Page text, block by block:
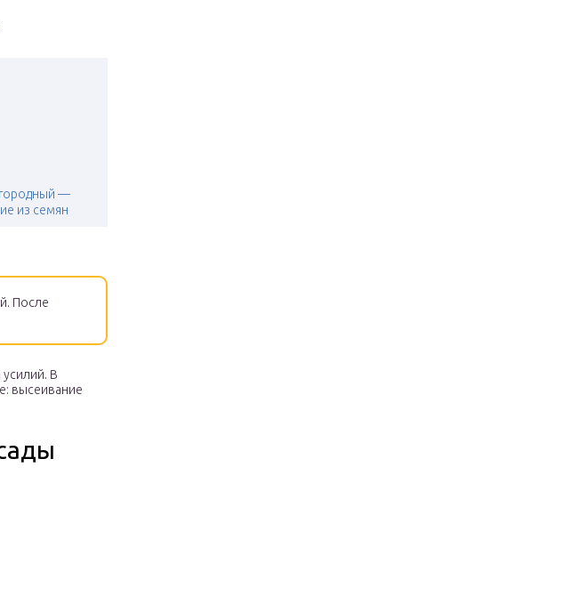
—
из семян
После
В
высеивание